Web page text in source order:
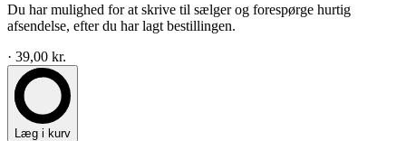
Du har mulighed for at skrive til sælger og forespørge hurtig
afsendelse, efter du har lagt bestillingen.
· 39,00 kr.
Læg i kurv